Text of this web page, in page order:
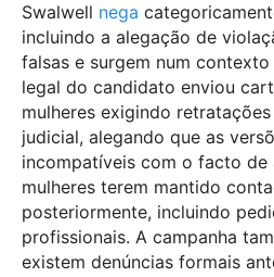
Swalwell nega
incluindo a alegação de
falsas e surgem num
legal do candidato enviou
mulheres exigindo
judicial, alegando que as
incompatíveis com o facto de
mulheres terem mantido
posteriormente, incluindo
profissionais. A campanha
existem denúncias formais